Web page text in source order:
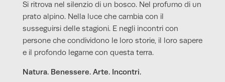
Si ritrova nel silenzio di un bosco. Nel profumo di un
prato alpino. Nella luce che cambia con il
susseguirsi delle stagioni. E negli incontri con
persone che condividono le loro storie, il loro sapere
e il profondo legame con questa terra.
Natura. Benessere. Arte. Incontri.